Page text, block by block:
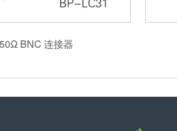
F 型连接器，话筒连接器